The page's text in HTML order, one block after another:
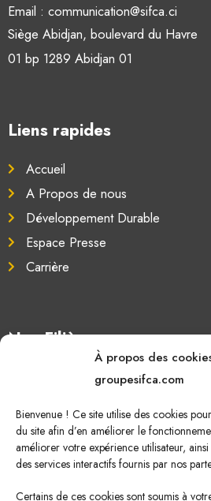
À propos des
groupesifca.com
Bienvenue ! Ce site utilise des cookies
du site afin d’en améliorer le
améliorer votre expérience utilisateur,
des services interactifs fournis par nos
Certains de ces cookies sont soumis à
Email : communication@sifca.ci
Siège Abidjan, boulevard du Havre
01 bp 1289 Abidjan 01
Liens rapides
Accueil
A Propos de nous
Développement Durable
Espace Presse
Carrière
Nos Filières
Sucre de canne
Energie Renouvelable